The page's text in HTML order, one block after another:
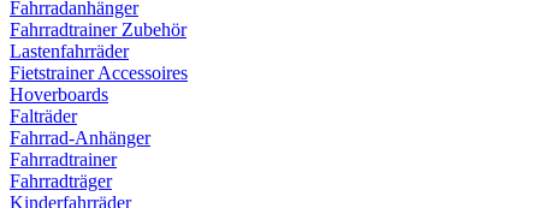
Fahrradanhänger
Fahrradtrainer Zubehör
Lastenfahrräder
Fietstrainer Accessoires
Hoverboards
Falträder
Fahrrad-Anhänger
Fahrradtrainer
Fahrradträger
Kinderfahrräder